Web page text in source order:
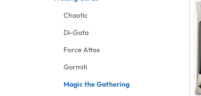
Chaotic
Di-Gata
Force Attax
Gormiti
Magic the Gathering